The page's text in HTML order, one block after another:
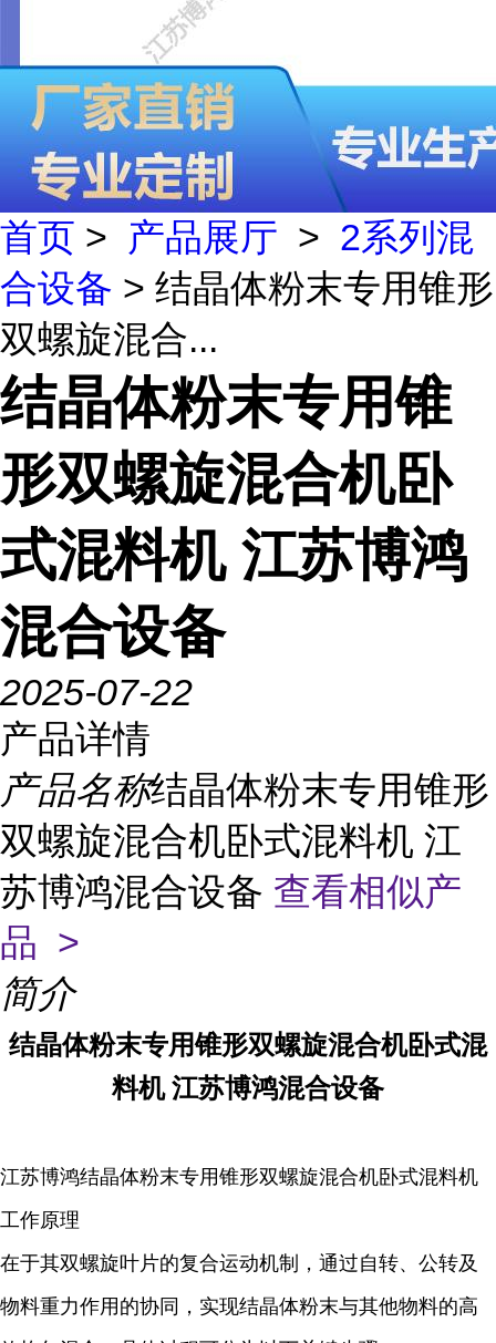
首页 > 产品展厅 > 2系列混
合设备 > 结晶体粉末专用锥形
双螺旋混合...
结晶体粉末专用锥
形双螺旋混合机卧
式混料机 江苏博鸿
混合设备
2025-07-22
产品详情
产品名称结晶体粉末专用锥形
双螺旋混合机卧式混料机 江
苏博鸿混合设备 查看相似产
品 >
简介
结晶体粉末专用锥形双螺旋混合机卧式混
料机 江苏博鸿混合设备
江苏博鸿结晶体粉末专用锥形双螺旋混合机卧式混料机
工作原理
在于其双螺旋叶片的复合运动机制，通过自转、公转及
物料重力作用的协同，实现结晶体粉末与其他物料的高